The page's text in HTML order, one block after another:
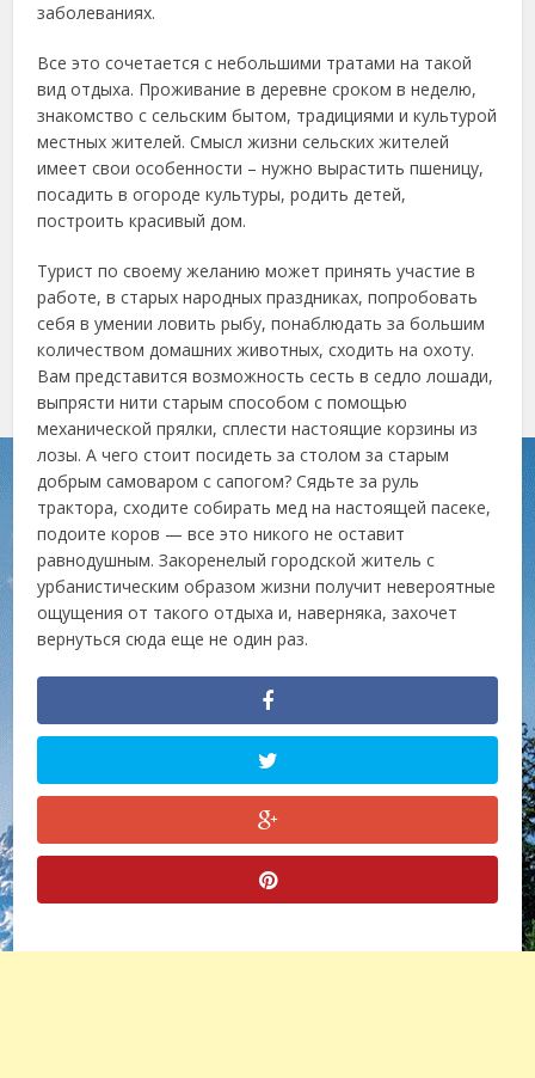
заболеваниях.
Все это сочетается с небольшими тратами на такой
вид отдыха. Проживание в деревне сроком в неделю,
знакомство с сельским бытом, традициями и культурой
местных жителей. Смысл жизни сельских жителей
имеет свои особенности – нужно вырастить пшеницу,
посадить в огороде культуры, родить детей,
построить красивый дом.
Турист по своему желанию может принять участие в
работе, в старых народных праздниках, попробовать
себя в умении ловить рыбу, понаблюдать за большим
количеством домашних животных, сходить на охоту.
Вам представится возможность сесть в седло лошади,
выпрясти нити старым способом с помощью
механической прялки, сплести настоящие корзины из
лозы. А чего стоит посидеть за столом за старым
добрым самоваром с сапогом? Сядьте за руль
трактора, сходите собирать мед на настоящей пасеке,
подоите коров — все это никого не оставит
равнодушным. Закоренелый городской житель с
урбанистическим образом жизни получит невероятные
ощущения от такого отдыха и, наверняка, захочет
вернуться сюда еще не один раз.